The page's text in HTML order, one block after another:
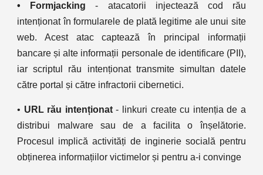
• Formjacking - atacatorii injectează cod rău
intenționat în formularele de plată legitime ale unui site
web. Acest atac captează în principal informații
bancare și alte informații personale de identificare (PII),
iar scriptul rău intenționat transmite simultan datele
către portal și către infractorii cibernetici.
• URL rău intenționat- linkuri create cu intenția de a
distribui malware sau de a facilita o înșelătorie.
Procesul implică activități de inginerie socială pentru
obținerea informațiilor victimelor și pentru a-i convinge